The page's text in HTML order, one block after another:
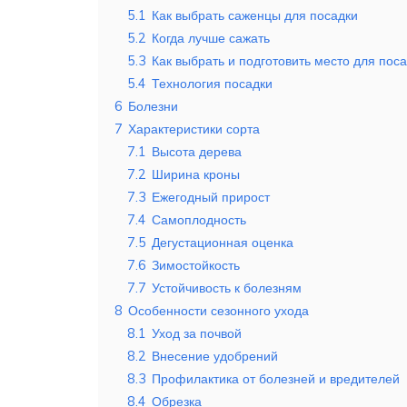
5.1 Как выбрать саженцы для посадки
5.2 Когда лучше сажать
5.3 Как выбрать и подготовить место для
5.4 Технология посадки
6 Болезни
7 Характеристики сорта
7.1 Высота дерева
7.2 Ширина кроны
7.3 Ежегодный прирост
7.4 Самоплодность
7.5 Дегустационная оценка
7.6 Зимостойкость
7.7 Устойчивость к болезням
8 Особенности сезонного ухода
8.1 Уход за почвой
8.2 Внесение удобрений
8.3 Профилактика от болезней и вредителей
8.4 Обрезка